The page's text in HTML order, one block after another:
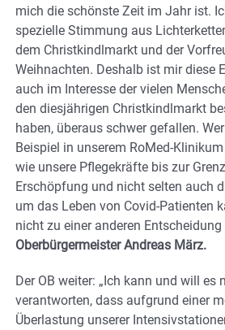
mich die schönste Zeit im Jahr ist.
spezielle Stimmung aus
dem Christkindlmarkt und der
Weihnachten. Deshalb ist mir diese
auch im Interesse der vielen
den diesjährigen Christkindlmarkt
haben, überaus schwer gefallen.
Beispiel in unserem RoMed-
wie unsere Pflegekräfte bis zur
Erschöpfung und nicht selten auch
um das Leben von Covid-Patienten
nicht zu einer anderen Entscheidung
Oberbürgermeister Andreas März.
Der OB weiter: „Ich kann und will es
verantworten, dass aufgrund einer
Überlastung unserer